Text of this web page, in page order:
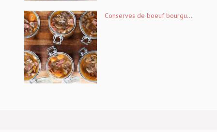
Conserves de boeuf bourgu...